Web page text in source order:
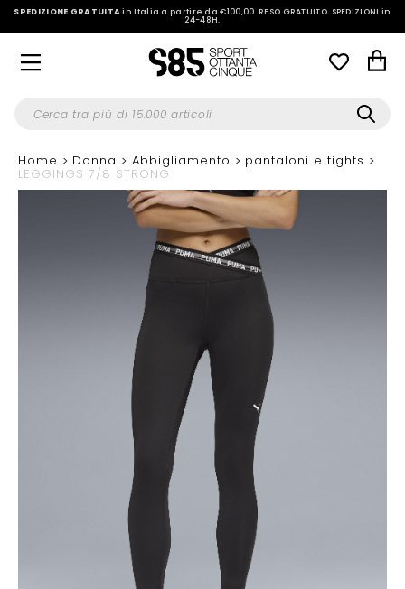
SPEDIZIONE GRATUITAin Italia a partire da €100,00.RESO GRATUITO. SPEDIZIONI in
24-48H.
Home Donna Abbigliamento pantaloni e tights
LEGGINGS 7/8 STRONG